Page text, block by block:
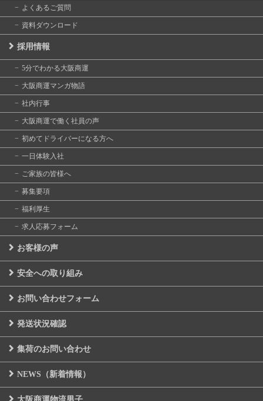
よくあるご質問
資料ダウンロード
採用情報
5分でわかる大阪商運
大阪商運マンガ物語
社内行事
大阪商運で働く社員の声
初めてドライバーになる方へ
一日体験入社
ご家族の皆様へ
募集要項
福利厚生
求人応募フォーム
お客様の声
安全への取り組み
お問い合わせフォーム
発送状況確認
集荷のお問い合わせ
NEWS（新着情報）